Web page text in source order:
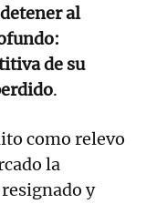
al
de su
.
como relevo
la
y